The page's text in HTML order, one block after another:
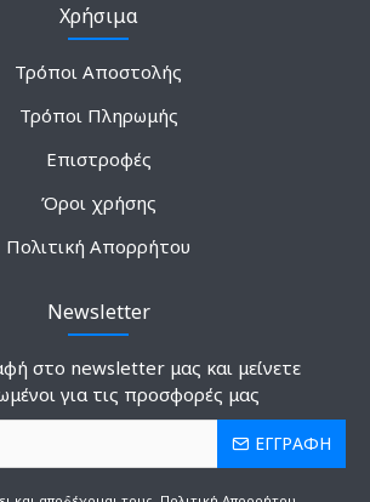
Χρήσιμα
Τρόποι Αποστολής
Τρόποι Πληρωμής
Επιστροφές
Όροι χρήσης
Πολιτική Απορρήτου
Newsletter
στο newsletter μας και μείνετε
για τις προσφορές μας
ΕΓΓΡΑΦΗ